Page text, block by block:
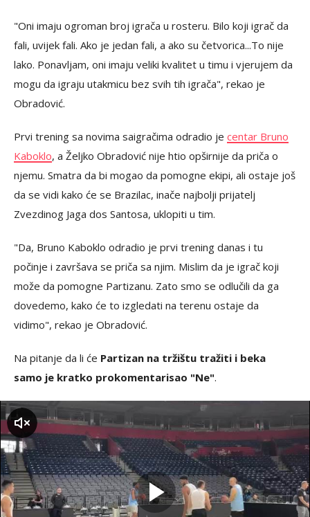
"Oni imaju ogroman broj igrača u rosteru. Bilo koji igrač da
fali, uvijek fali. Ako je jedan fali, a ako su četvorica...To nije
lako. Ponavljam, oni imaju veliki kvalitet u timu i vjerujem da
mogu da igraju utakmicu bez svih tih igrača", rekao je
Obradović.
Prvi trening sa novima saigračima odradio je centar Bruno
Kaboklo, a Željko Obradović nije htio opširnije da priča o
njemu. Smatra da bi mogao da pomogne ekipi, ali ostaje još
da se vidi kako će se Brazilac, inače najbolji prijatelj
Zvezdinog Jaga dos Santosa, uklopiti u tim.
"Da, Bruno Kaboklo odradio je prvi trening danas i tu
počinje i završava se priča sa njim. Mislim da je igrač koji
može da pomogne Partizanu. Zato smo se odlučili da ga
dovedemo, kako će to izgledati na terenu ostaje da
vidimo", rekao je Obradović.
Na pitanje da li će Partizan na tržištu tražiti i beka
samo je kratko prokomentarisao "Ne".